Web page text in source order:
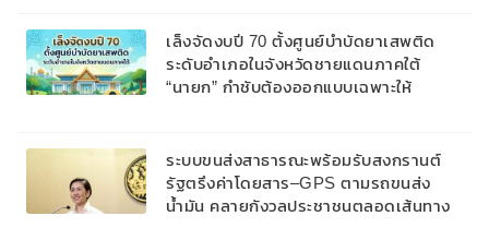
เล็งจัดงบปี 70 ตั้งศูนย์บำบัดยาเสพติด
ระดับอำเภอในจังหวัดชายแดนภาคใต้
“นายก” กำชับต้องออกแบบเฉพาะให้
ระบบขนส่งสาธารณะพร้อมรับสงกรานต์
รัฐตรึงค่าโดยสาร–GPS ตามรถขนส่ง
น้ำมัน คลายกังวลประชาชนตลอดเส้นทาง